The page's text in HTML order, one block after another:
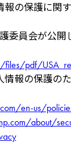
の保護に関
委員会が公
pdf/
報の保護の
en-us/
about/